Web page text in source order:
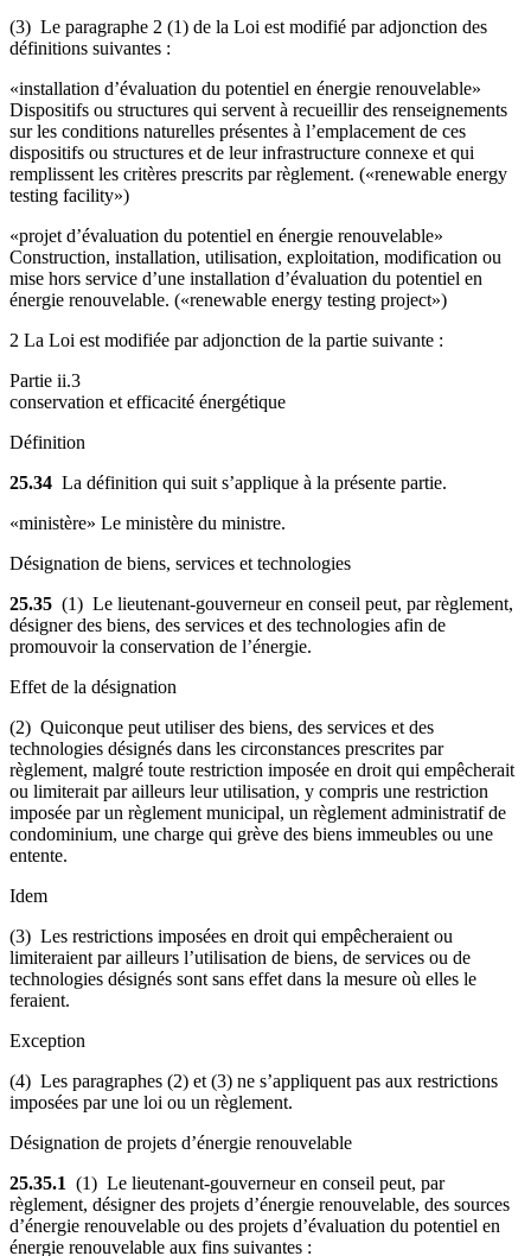
(3) Le paragraphe 2 (1) de la Loi est modifié par adjonction des
définitions suivantes :
«installation d’évaluation du potentiel en énergie renouvelable»
Dispositifs ou structures qui servent à recueillir des renseignements
sur les conditions naturelles présentes à l’emplacement de ces
dispositifs ou structures et de leur infrastructure connexe et qui
remplissent les critères prescrits par règlement. («renewable energy
testing facility»)
«projet d’évaluation du potentiel en énergie renouvelable»
Construction, installation, utilisation, exploitation, modification ou
mise hors service d’une installation d’évaluation du potentiel en
énergie renouvelable. («renewable energy testing project»)
2 La Loi est modifiée par adjonction de la partie suivante :
Partie ii.3
conservation et efficacité énergétique
Définition
25.34 La définition qui suit s’applique à la présente partie.
«ministère» Le ministère du ministre.
Désignation de biens, services et technologies
25.35 (1) Le lieutenant-gouverneur en conseil peut, par règlement,
désigner des biens, des services et des technologies afin de
promouvoir la conservation de l’énergie.
Effet de la désignation
(2) Quiconque peut utiliser des biens, des services et des
technologies désignés dans les circonstances prescrites par
règlement, malgré toute restriction imposée en droit qui empêcherait
ou limiterait par ailleurs leur utilisation, y compris une restriction
imposée par un règlement municipal, un règlement administratif de
condominium, une charge qui grève des biens immeubles ou une
entente.
Idem
(3) Les restrictions imposées en droit qui empêcheraient ou
limiteraient par ailleurs l’utilisation de biens, de services ou de
technologies désignés sont sans effet dans la mesure où elles le
feraient.
Exception
(4) Les paragraphes (2) et (3) ne s’appliquent pas aux restrictions
imposées par une loi ou un règlement.
Désignation de projets d’énergie renouvelable
25.35.1 (1) Le lieutenant-gouverneur en conseil peut, par
règlement, désigner des projets d’énergie renouvelable, des sources
d’énergie renouvelable ou des projets d’évaluation du potentiel en
énergie renouvelable aux fins suivantes :